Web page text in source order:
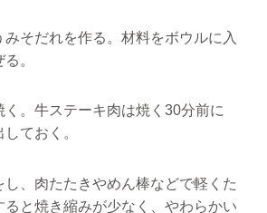
みそだれを作る。材料をボウルに入
。
く。牛ステーキ肉は焼く30分前に
ておく。
し、肉たたきやめん棒などで軽くた
ると焼き縮みが少なく、やわらかい